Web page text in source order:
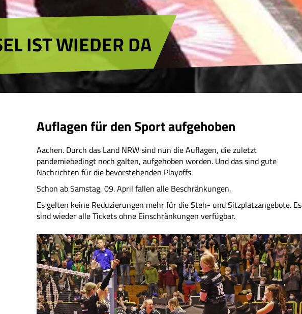
IST WIEDER DA
Auflagen für den Sport aufgehoben
Aachen. Durch das Land NRW sind nun die Auflagen, die zuletzt
pandemiebedingt noch galten, aufgehoben worden. Und das sind gute
Nachrichten für die bevorstehenden Playoffs.
Schon ab Samstag, 09. April fallen alle Beschränkungen.
Es gelten keine Reduzierungen mehr für die Steh- und Sitzplatzangebote. Es
sind wieder alle Tickets ohne Einschränkungen verfügbar.